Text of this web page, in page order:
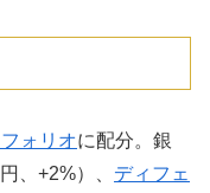
ォリオに配分。銀
、+2%）、 ディフェ